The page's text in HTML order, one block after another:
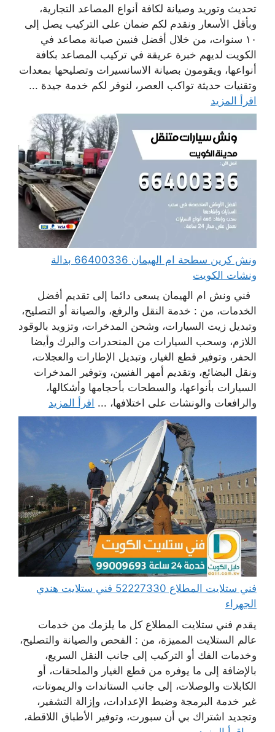
تحديث وتوريد وصيانة لكافة أنواع المصاعد التجارية،
وبأقل الأسعار ونقدم لكم ضمان على التركيب يصل إلى
١٠ سنوات، من خلال أفضل فنيين صيانة مصاعد في
الكويت لديهم خبرة عريقة في تركيب المصاعد بكافة
أنواعها، ويقومون بصيانة الاسانسيرات وتصليحها بمعدات
وتقنيات حديثة تواكب العصر، لنوفر لكم خدمة جيدة ...
اقرأ المزيد
ونش كرين سطحة ام الهيمان 66400336 بدالة
ونشات الكويت
فني ونش ام الهيمان يسعى دائما إلى تقديم أفضل
الخدمات، من : خدمة النقل والرفع، والصيانة أو التصليح،
وتبديل زيت السيارات، وشحن المدخرات، وتزويد بالوقود
اللازم، وسحب السيارات من المنحدرات والبرك وأيضا
الحفر، وتوفير قطع الغيار، وتبديل الإطارات والعجلات،
ونقل البضائع، وتقديم أمهر الفنيين، وتوفير المدخرات
السيارات بأنواعها، والسطحات بأحجامها وأشكالها،
والرافعات والونشات على اختلافها، ... اقرأ المزيد
فني ستلايت المطلاع 52227330 فني ستلايت هندي
الجهراء
يقدم فني ستلايت المطلاع كل ما يلزمك من خدمات
عالم الستلايت المميزة، من : الفحص والصيانة والتصليح،
وخدمات الفك أو التركيب إلى جانب النقل السريع،
بالإضافة إلى ما يوفره من قطع الغيار والملحقات، أو
الكابلات والوصلات، إلى جانب الستاندات والريموتات،
غير خدمة البرمجة وضبط الإعدادات، وإزالة التشفير،
وتجديد اشتراك بي أن سبورت، وتوفير الأطباق اللاقطة،